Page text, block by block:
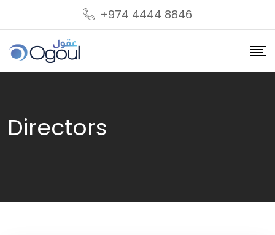
content
+974 4444 8846
Directors